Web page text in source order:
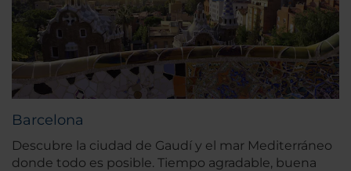
Barcelona
Descubre la ciudad de Gaudí y el mar Mediterráneo
donde todo es posible. Tiempo agradable, buena